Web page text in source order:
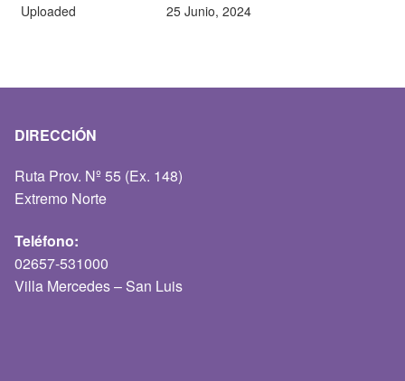
Uploaded 25 Junio, 2024
DIRECCIÓN
Ruta Prov. Nº 55 (Ex. 148)
Extremo Norte
Teléfono:
02657-531000
Villa Mercedes – San Luis